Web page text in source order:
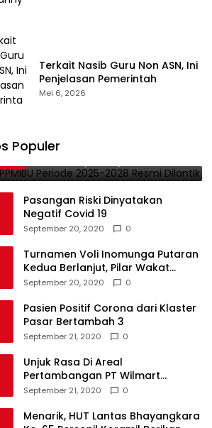
Terkait Nasib Guru Non ASN, Ini
Penjelasan Pemerintah
Mei 6, 2026
Populer
1
Resmi Dilantik
Pasangan Riski Dinyatakan
Negatif Covid 19
September 20, 2020 0
Turnamen Voli Inomunga Putaran
Kedua Berlanjut, Pilar Wakat
Tundukan Angker Sonuo
September 20, 2020 0
Pasien Positif Corona dari Klaster
Pasar Bertambah 3
September 21, 2020 0
Unjuk Rasa Di Areal
Pertambangan PT Wilmart
Byatama Abadi, Ratusan warga
September 21, 2020 0
Menarik, HUT Lantas Bhayangkara